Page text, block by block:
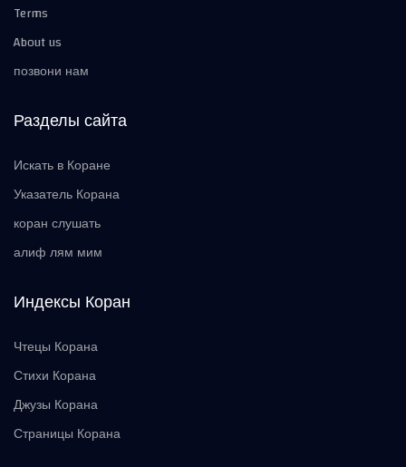
Terms
About us
позвони нам
Разделы сайта
Искать в Коране
Указатель Корана
коран слушать
алиф лям мим
Индексы Коран
Чтецы Корана
Стихи Корана
Джузы Корана
Страницы Корана